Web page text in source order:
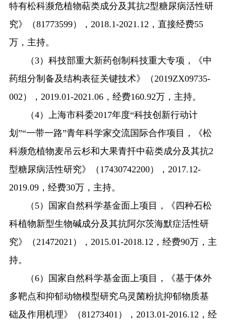
特有松科濒危植物萜类成分及其抗2型糖尿病活性研
究》（81773599）， 2018.1-2021.12 ，直接经费55
万，主持。
（3）科技部重大新药创制科技重大专项，《中
药组分制备及结构表征关键技术》（ 2019ZX09735-
002 ）， 2019.01-2021.06，经费160.92万，主持。
（4）上海市科委2017年度“科技创新行动计
划 ”“一带一路”青年科学家交流国际合作项目，《松
科濒危植物麦吊云杉和大果青扦中萜类成分及其抗2
型糖尿病活性研究》（ 17430742200）， 2017.12-
2019.09，经费30万，主持。
（ 5）国家自然科学基金面上项目，《四种石松
科植物新型生物碱成分及其抗阿尔茨海默症活性研
究》（ 21472021 ）， 2015.01-2018.12 ，经费90万，主
持。
（6）国家自然科学基金面上项目，《基于体外
多靶点和抑郁动物模型研究乌灵菌粉抗抑郁物质基
础及作用机理》（81273401 ）， 2013.01-2016.12 ，经